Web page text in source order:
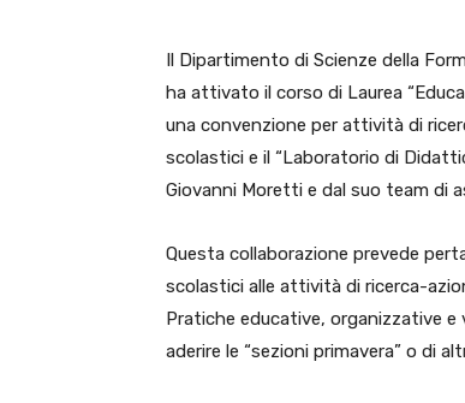
Il Dipartimento di Scienze della
ha attivato il corso di Laurea
una convenzione per attività di
scolastici e il “Laboratorio di
Giovanni Moretti e dal suo team di
Questa collaborazione prevede
scolastici alle attività di ricerca-
Pratiche educative, organizzative e
aderire le “sezioni primavera” o di